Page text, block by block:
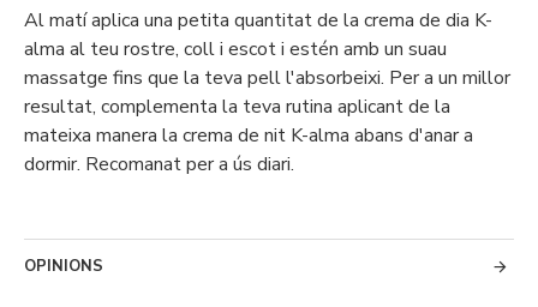
Al matí aplica una petita quantitat de la crema de dia K-
alma al teu rostre, coll i escot i estén amb un suau
massatge fins que la teva pell l'absorbeixi. Per a un millor
resultat, complementa la teva rutina aplicant de la
mateixa manera la crema de nit K-alma abans d'anar a
dormir. Recomanat per a ús diari.
OPINIONS